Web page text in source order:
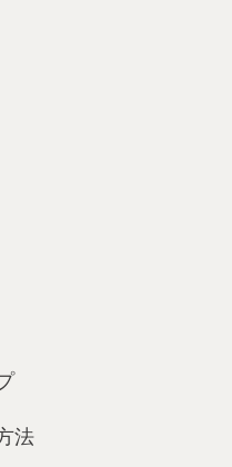
法